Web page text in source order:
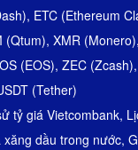
, ETC (Ethereum
(Qtum), XMR (Monero),
(EOS), ZEC (Zcash),
(Tether)
tỷ giá Vietcombank,
xăng dầu trong nước,